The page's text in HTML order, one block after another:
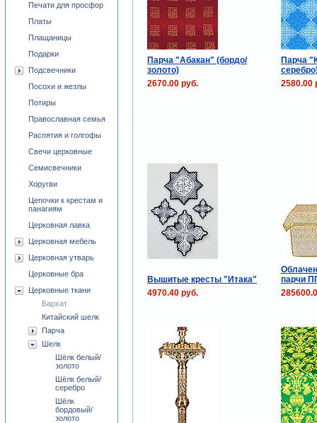
Парча "Абакан" (бордо/
золото)
Парча
2670.00 руб.
2580.00
Вышитые кресты "Итака"
парчи
4970.40 руб.
Печати для просфор
Платы
Плащаницы
Подарки
Подсвечники
Посохи и жезлы
Потиры
Православная семья
Распятия и голгофы
Свечи церковные
Семисвечники
Хоругви
Цепочки к крестам и
панагиям
Церковная лавка
Церковная мебель
Церковная утварь
Церковные бра
Церковные ткани
Бархат
Китайский шелк
Парча
Шелк
Шёлк белый/
золото
Шёлк белый/
серебро
Шёлк
бордовый/
золото